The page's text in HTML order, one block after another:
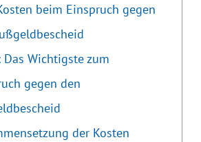
beim Einspruch gegen
Das Wichtigste zum
gegen den
der Kosten